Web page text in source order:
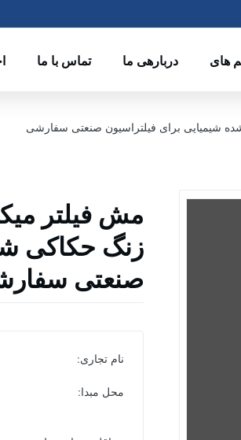
های دربارهی ما تماس با ما
شیمیایی برای فیلتراسیون صنعتی سفارشی
مش فیلتر
زنگ حکاکی
صنعتی
نام تجاری:
محل مبدا: